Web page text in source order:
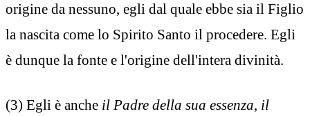
origine da nessuno, egli dal quale ebbe sia il Figlio
la nascita come lo Spirito Santo il procedere. Egli
è dunque la fonte e l'origine dell'intera divinità.
(3) Egli è anche il Padre della sua essenza, il